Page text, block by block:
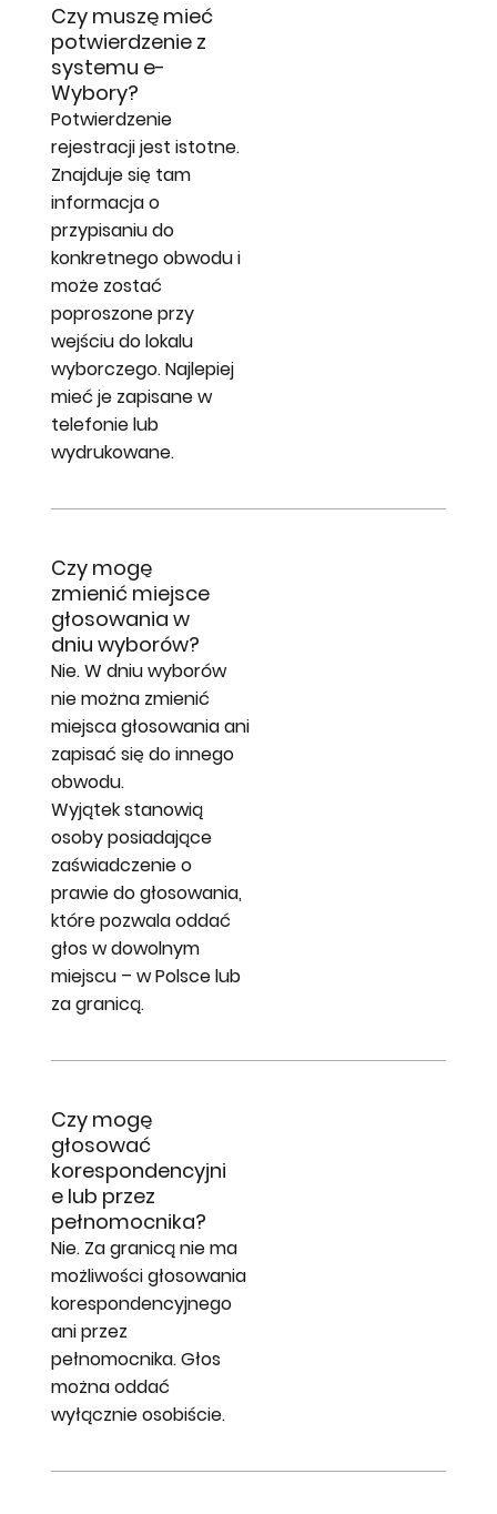
Czy muszę mieć
potwierdzenie z
systemu e-
Wybory?
Potwierdzenie
rejestracji jest istotne.
Znajduje się tam
informacja o
przypisaniu do
konkretnego obwodu i
może zostać
poproszone przy
wejściu do lokalu
wyborczego. Najlepiej
mieć je zapisane w
telefonie lub
wydrukowane.
Czy mogę
zmienić miejsce
głosowania w
dniu wyborów?
Nie. W dniu wyborów
nie można zmienić
miejsca głosowania ani
zapisać się do innego
obwodu.
Wyjątek stanowią
osoby posiadające
zaświadczenie o
prawie do głosowania,
które pozwala oddać
głos w dowolnym
miejscu – w Polsce lub
za granicą.
Czy mogę
głosować
korespondencyjni
e lub przez
pełnomocnika?
Nie. Za granicą nie ma
możliwości głosowania
korespondencyjnego
ani przez
pełnomocnika. Głos
można oddać
wyłącznie osobiście.